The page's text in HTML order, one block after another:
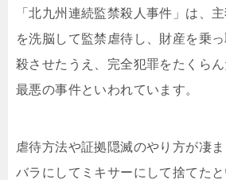
「北九州連続監禁殺人事件」は、
を洗脳して監禁虐待し、財産を乗
殺させたうえ、完全犯罪をたくら
最悪の事件といわれています。
虐待方法や証拠隠滅のやり方が凄
バラにしてミキサーにして捨てた